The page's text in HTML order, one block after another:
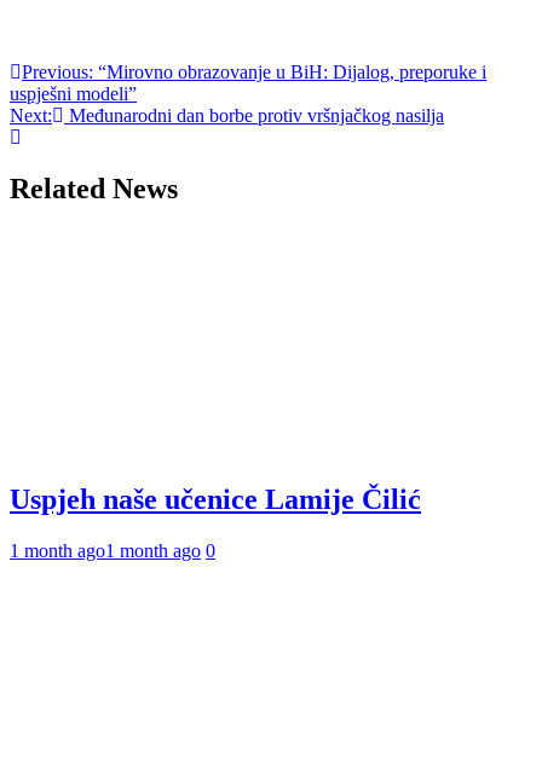
Post
navigation
Previous: “Mirovno obrazovanje u BiH: Dijalog, preporuke i
uspješni modeli”
Next:
Međunarodni dan borbe protiv vršnjačkog nasilja
Related News
Uspjeh naše učenice Lamije Čilić
1 month ago1 month ago 0